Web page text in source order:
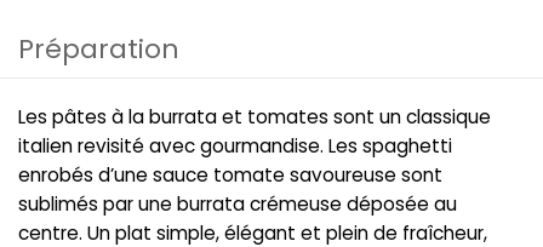
Préparation
Les pâtes à la burrata et tomates sont un classique
italien revisité avec gourmandise. Les spaghetti
enrobés d’une sauce tomate savoureuse sont
sublimés par une burrata crémeuse déposée au
centre. Un plat simple, élégant et plein de fraîcheur,